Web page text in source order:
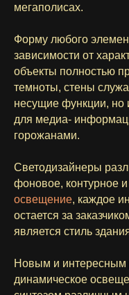
мегаполисах.
Форму любого
зависимости от
объекты полностью
темноты, стены
несущие функции, но
для медиа-
горожанами.
Светодизайнеры
фоновое, контурное
освещение, каждое
остается за
является стиль
Новым и интересным
динамическое